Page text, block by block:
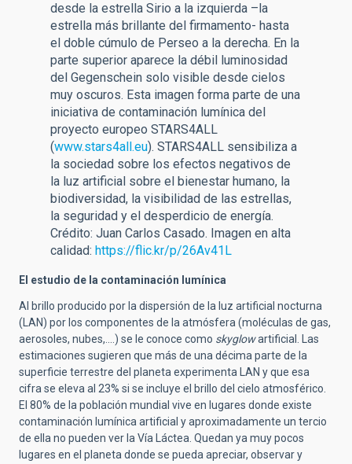
desde la estrella Sirio a la izquierda –la
estrella más brillante del firmamento- hasta
el doble cúmulo de Perseo a la derecha. En la
parte superior aparece la débil luminosidad
del Gegenschein solo visible desde cielos
muy oscuros. Esta imagen forma parte de una
iniciativa de contaminación lumínica del
proyecto europeo STARS4ALL
(www.stars4all.eu). STARS4ALL sensibiliza a
la sociedad sobre los efectos negativos de
la luz artificial sobre el bienestar humano, la
biodiversidad, la visibilidad de las estrellas,
la seguridad y el desperdicio de energía.
Crédito: Juan Carlos Casado. Imagen en alta
calidad: https://flic.kr/p/26Av41L
El estudio de la contaminación lumínica
Al brillo producido por la dispersión de la luz artificial nocturna
(LAN) por los componentes de la atmósfera (moléculas de gas,
aerosoles, nubes,....) se le conoce como skyglowartificial. Las
estimaciones sugieren que más de una décima parte de la
superficie terrestre del planeta experimenta LAN y que esa
cifra se eleva al 23% si se incluye el brillo del cielo atmosférico.
El 80% de la población mundial vive en lugares donde existe
contaminación lumínica artificial y aproximadamente un tercio
de ella no pueden ver la Vía Láctea. Quedan ya muy pocos
lugares en el planeta donde se pueda apreciar, observar y